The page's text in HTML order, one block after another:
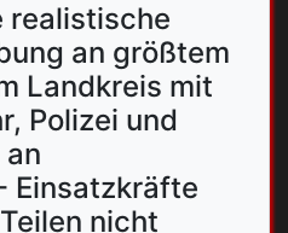
realistische
an größtem
Landkreis mit
Polizei und
Einsatzkräfte
nicht